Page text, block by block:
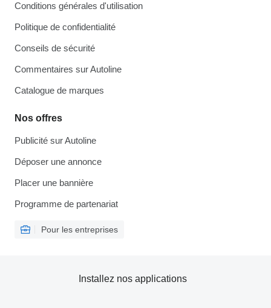
Conditions générales d'utilisation
Politique de confidentialité
Conseils de sécurité
Commentaires sur Autoline
Catalogue de marques
Nos offres
Publicité sur Autoline
Déposer une annonce
Placer une bannière
Programme de partenariat
Pour les entreprises
Installez nos applications